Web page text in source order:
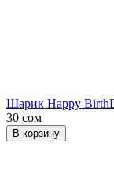
Шарик Happy
30 сом
В корзину